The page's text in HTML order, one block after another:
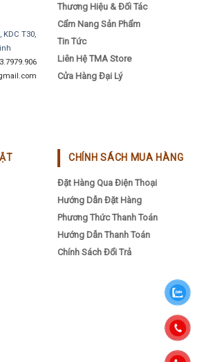
KDC T30,
Thương Hiệu & Đối Tác
Cẩm Nang Sản Phẩm
Tin Tức
Liên Hệ TMA Store
Cửa Hàng Đại Lý
CHÍNH SÁCH MUA HÀNG
Đặt Hàng Qua Điện Thoại
Hướng Dẫn Đặt Hàng
Phương Thức Thanh Toán
Hướng Dẫn Thanh Toán
Chính Sách Đổi Trả